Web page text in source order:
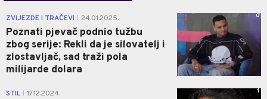
ZVIJEZDE I TRAČEVI 24.01.2025.
Poznati pjevač podnio tužbu
zbog serije: Rekli da je silovatelj i
zlostavljač, sad traži pola
milijarde dolara
0
STIL 17.12.2024. 1